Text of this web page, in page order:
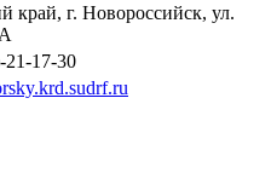
край, г. Новороссийск, ул.
21-17-30